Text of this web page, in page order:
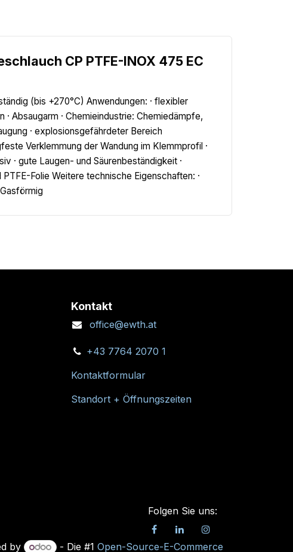
CP PTFE-INOX 475 EC
(bis +270°C) Anwendungen: · flexibler
Absaugarm · Chemieindustrie: Chemiedämpfe,
· explosionsgefährdeter Bereich
Verklemmung der Wandung im Klemmprofil ·
· gute Laugen- und Säurenbeständigkeit ·
Folie Weitere technische Eigenschaften: ·
Kontakt
office@ewth.at
+43 7764 2070 1
Kontaktformular
Standort + Öffnungszeiten
Folgen Sie uns:
by - Die #1 Open-Source-E-Commerce